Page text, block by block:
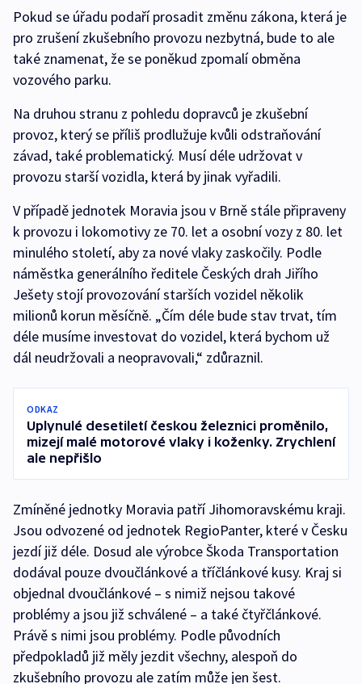
Pokud se úřadu podaří prosadit změnu zákona, která je
pro zrušení zkušebního provozu nezbytná, bude to ale
také znamenat, že se poněkud zpomalí obměna
vozového parku.
Na druhou stranu z pohledu dopravců je zkušební
provoz, který se příliš prodlužuje kvůli odstraňování
závad, také problematický. Musí déle udržovat v
provozu starší vozidla, která by jinak vyřadili.
V případě jednotek Moravia jsou v Brně stále připraveny
k provozu i lokomotivy ze 70. let a osobní vozy z 80. let
minulého století, aby za nové vlaky zaskočily. Podle
náměstka generálního ředitele Českých drah Jiřího
Ješety stojí provozování starších vozidel několik
milionů korun měsíčně. „Čím déle bude stav trvat, tím
déle musíme investovat do vozidel, která bychom už
dál neudržovali a neopravovali,“ zdůraznil.
ODKAZ
Uplynulé desetiletí českou železnici proměnilo,
mizejí malé motorové vlaky i koženky. Zrychlení
ale nepřišlo
Zmíněné jednotky Moravia patří Jihomoravskému kraji.
Jsou odvozené od jednotek RegioPanter, které v Česku
jezdí již déle. Dosud ale výrobce Škoda Transportation
dodával pouze dvoučlánkové a tříčlánkové kusy. Kraj si
objednal dvoučlánkové – s nimiž nejsou takové
problémy a jsou již schválené – a také čtyřčlánkové.
Právě s nimi jsou problémy. Podle původních
předpokladů již měly jezdit všechny, alespoň do
zkušebního provozu ale zatím může jen šest.